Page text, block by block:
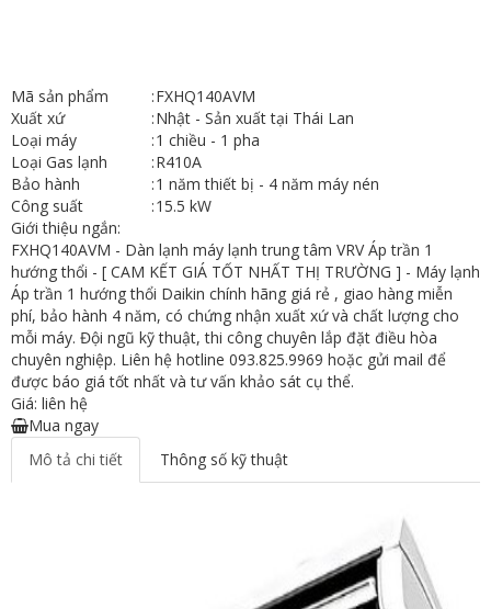
Mã sản phẩm :FXHQ140AVM
Xuất xứ
:Nhật - Sản xuất tại Thái Lan
Loại máy
:1 chiều - 1 pha
Loại Gas lạnh
:R410A
Bảo hành
:1 năm thiết bị - 4 năm máy nén
Công suất
:15.5 kW
Giới thiệu ngắn:
FXHQ140AVM - Dàn lạnh máy lạnh trung tâm VRV Áp trần 1
hướng thổi - [ CAM KẾT GIÁ TỐT NHẤT THỊ TRƯỜNG ] - Máy lạnh
Áp trần 1 hướng thổi Daikin chính hãng giá rẻ , giao hàng miễn
phí, bảo hành 4 năm, có chứng nhận xuất xứ và chất lượng cho
mỗi máy. Đội ngũ kỹ thuật, thi công chuyên lắp đặt điều hòa
chuyên nghiệp. Liên hệ hotline 093.825.9969 hoặc gửi mail để
được báo giá tốt nhất và tư vấn khảo sát cụ thể.
Giá: liên hệ
Mua ngay
Mô tả chi tiết
Thông số kỹ thuật